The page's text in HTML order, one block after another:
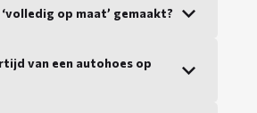
op maat’ gemaakt?
van een autohoes op